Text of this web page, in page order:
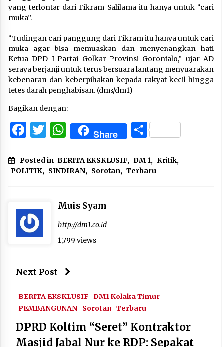
yang terlontar dari Fikram Salilama itu hanya untuk “cari
muka”.
“Tudingan cari panggung dari Fikram itu hanya untuk cari
muka agar bisa memuaskan dan menyenangkan hati
Ketua DPD I Partai Golkar Provinsi Gorontalo,” ujar AD
seraya berjanji untuk terus bersuara lantang menyuarakan
kebenaran dan keberpihakan kepada rakyat kecil hingga
tetes darah penghabisan. (dms/dm1)
Bagikan dengan:
Facebook
Twitter
WhatsApp
Share Share
Posted in BERITA EKSKLUSIF, DM 1, Kritik,
POLITIK, SINDIRAN, Sorotan, Terbaru
Muis Syam
http://dm1.co.id
1,799 views
Next Post
BERITA EKSKLUSIF DM1 Kolaka Timur
PEMBANGUNAN
Sorotan Terbaru
DPRD Koltim “Seret” Kontraktor
Masjid Jabal Nur ke RDP: Sepakat